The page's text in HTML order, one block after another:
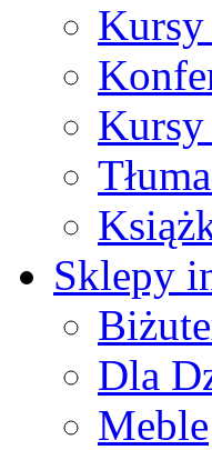
Kursy
Sklepy
Dla
Meble